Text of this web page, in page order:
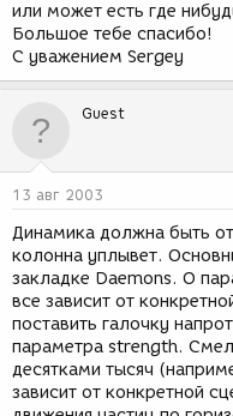
или может есть где
Большое тебе спасибо!
С уважением Sergey
Guest
13 авг 2003
Динамика должна быть
колонна уплывет.
закладке Daemons. О
все зависит от
поставить галочку
параметра strength.
десятками тысяч
зависит от конкретной